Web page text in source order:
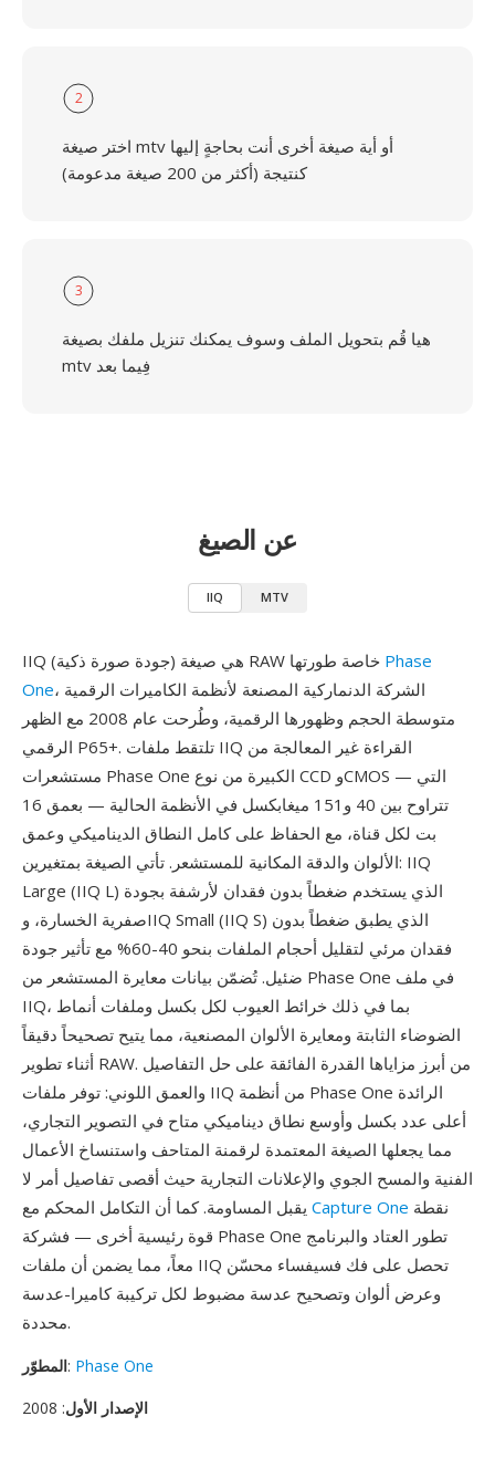
2
اختر صيغة mtv أو أية صيغة أخرى أنت بحاجةٍ إليها
كنتيجة (أكثر من 200 صيغة مدعومة)
3
هيا قُم بتحويل الملف وسوف يمكنك تنزيل ملفك بصيغة
mtv فِيما بعد
عن الصيغ
IIQ MTV
Phase
One، الشركة الدنماركية المصنعة لأنظمة الكاميرات الرقمية
متوسطة الحجم وظهورها الرقمية، وطُرحت عام 2008 مع الظهر
الرقمي P65+. تلتقط ملفات IIQ القراءة غير المعالجة من
مستشعرات Phase One الكبيرة من نوع CCD وCMOS — التي
تتراوح بين 40 و151 ميغابكسل في الأنظمة الحالية — بعمق 16
بت لكل قناة، مع الحفاظ على كامل النطاق الديناميكي وعمق
الألوان والدقة المكانية للمستشعر. تأتي الصيغة بمتغيرين: IIQ
Large (IIQ L) الذي يستخدم ضغطاً بدون فقدان لأرشفة بجودة
صفرية الخسارة، وIIQ Small (IIQ S) الذي يطبق ضغطاً بدون
فقدان مرئي لتقليل أحجام الملفات بنحو 40-60% مع تأثير جودة
ضئيل. تُضمّن بيانات معايرة المستشعر من Phase One في ملف
IIQ، بما في ذلك خرائط العيوب لكل بكسل وملفات أنماط
الضوضاء الثابتة ومعايرة الألوان المصنعية، مما يتيح تصحيحاً دقيقاً
أثناء تطوير RAW. من أبرز مزاياها القدرة الفائقة على حل التفاصيل
والعمق اللوني: توفر ملفات IIQ من أنظمة Phase One الرائدة
أعلى عدد بكسل وأوسع نطاق ديناميكي متاح في التصوير التجاري،
مما يجعلها الصيغة المعتمدة لرقمنة المتاحف واستنساخ الأعمال
الفنية والمسح الجوي والإعلانات التجارية حيث أقصى تفاصيل أمر لا
Capture One
قوة رئيسية أخرى — فشركة Phase One تطور العتاد والبرنامج
معاً، مما يضمن أن ملفات IIQ تحصل على فك فسيفساء محسّن
وعرض ألوان وتصحيح عدسة مضبوط لكل تركيبة كاميرا-عدسة
محددة.
المطوّر: Phase One
الإصدار الأول: 2008